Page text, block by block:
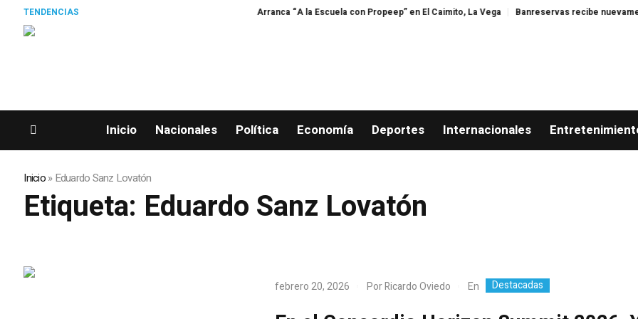
TENDENCIAS Arranca “A la Escuela con Propeep” en El Caimito, La Vega Banreservas recibe nuevamente la máxima
Inicio Nacionales Política Economía Deportes Internacionales
Inicio»Eduardo Sanz Lovatón
Etiqueta: Eduardo Sanz Lovatón
febrero 20, 2026 PorRicardo Oviedo En Destacadas